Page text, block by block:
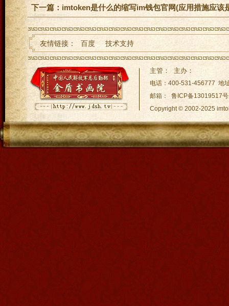
下一篇： imtoken是什么的缩写im钱包官网(应用措施应该
友情链接： 百度 技术支持
主管： 主办：
电话：400-531-456777 地
邮箱： 鲁ICP备13019517
Copyright © 2002-2025
网站地图:XML 地图|